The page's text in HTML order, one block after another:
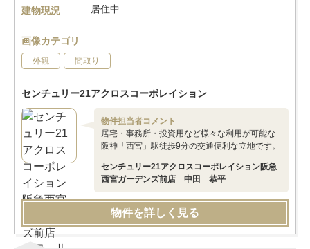
建物現況
居住中
画像カテゴリ
外観 間取り
センチュリー21アクロスコーポレイション
物件担当者コメント
居宅・事務所・投資用など様々な利用が可能な
阪神「西宮」駅徒歩9分の交通便利な立地です。
センチュリー21アクロスコーポレイション阪急
西宮ガーデンズ前店 中田 恭平
物件を詳しく見る